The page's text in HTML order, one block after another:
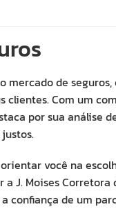
mercado de
clientes. Com um
por sua análise
você na
J. Moises Corretora
confiança de um